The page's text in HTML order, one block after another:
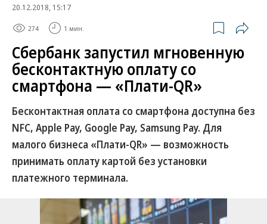
20.12.2018, 15:17
274 1 мин.
Сбербанк запустил мгновенную
бесконтактную оплату со
смартфона — «Плати-QR»
Бесконтактная оплата со смартфона доступна без
NFC, Apple Pay, Google Pay, Samsung Pay. Для
малого бизнеса «Плати-QR» — возможность
принимать оплату картой без установки
платежного терминала.